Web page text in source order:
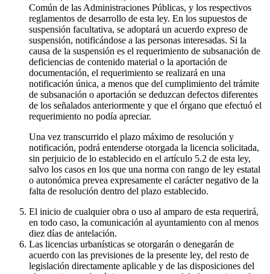
Común de las Administraciones Públicas, y los respectivos
reglamentos de desarrollo de esta ley. En los supuestos de
suspensión facultativa, se adoptará un acuerdo expreso de
suspensión, notificándose a las personas interesadas. Si la
causa de la suspensión es el requerimiento de subsanación de
deficiencias de contenido material o la aportación de
documentación, el requerimiento se realizará en una
notificación única, a menos que del cumplimiento del trámite
de subsanación o aportación se deduzcan defectos diferentes
de los señalados anteriormente y que el órgano que efectuó el
requerimiento no podía apreciar.
Una vez transcurrido el plazo máximo de resolución y
notificación, podrá entenderse otorgada la licencia solicitada,
sin perjuicio de lo establecido en el artículo 5.2 de esta ley,
salvo los casos en los que una norma con rango de ley estatal
o autonómica prevea expresamente el carácter negativo de la
falta de resolución dentro del plazo establecido.
El inicio de cualquier obra o uso al amparo de esta requerirá,
en todo caso, la comunicación al ayuntamiento con al menos
diez días de antelación.
Las licencias urbanísticas se otorgarán o denegarán de
acuerdo con las previsiones de la presente ley, del resto de
legislación directamente aplicable y de las disposiciones del